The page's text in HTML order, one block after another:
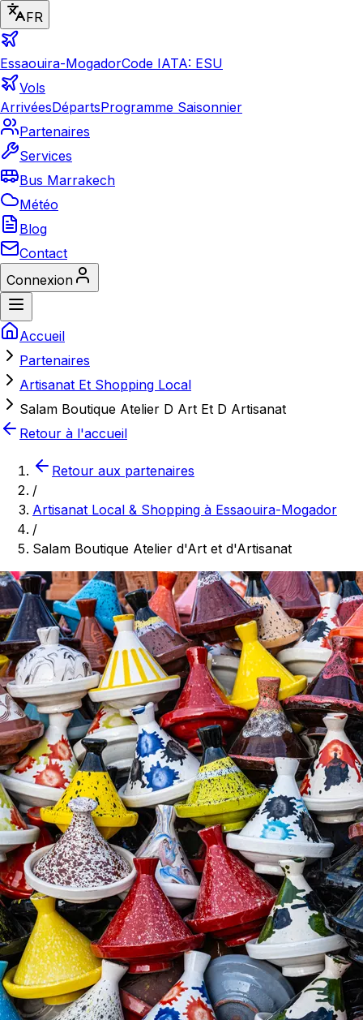
FR
Essaouira-MogadorCode IATA: ESU
Vols
ArrivéesDépartsProgramme Saisonnier
Partenaires
Services
Bus Marrakech
Météo
Blog
Contact
Connexion
Accueil
Partenaires
Artisanat Et Shopping Local
Salam Boutique Atelier D Art Et D Artisanat
Retour à l'accueil
Retour aux partenaires
/
Artisanat Local & Shopping à Essaouira-Mogador
/
Salam Boutique Atelier d'Art et d'Artisanat